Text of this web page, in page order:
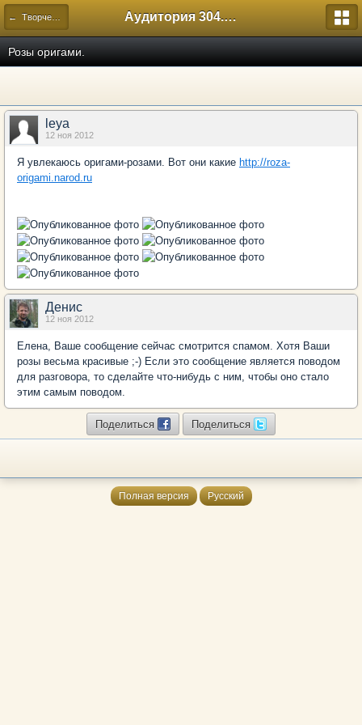
← Творческий Аудитория 304. История России
Розы оригами.
leya
12 ноя 2012
Я увлекаюсь оригами-розами. Вот они какие http://roza-
origami.narod.ru
Денис
12 ноя 2012
Елена, Ваше сообщение сейчас смотрится спамом. Хотя Ваши
розы весьма красивые ;-) Если это сообщение является поводом
для разговора, то сделайте что-нибудь с ним, чтобы оно стало
этим самым поводом.
Поделиться Поделиться
Полная версия Русский